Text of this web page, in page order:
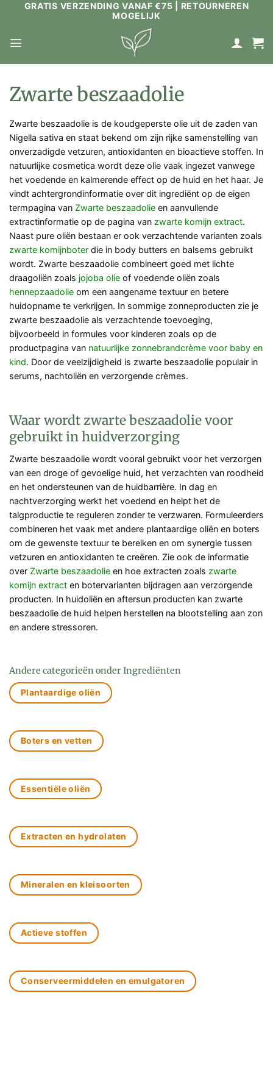
GRATIS VERZENDING VANAF €75 | RETOURNEREN
MOGELIJK
Zwarte beszaadolie
Zwarte beszaadolie is de koudgeperste olie uit de zaden van
Nigella sativa en staat bekend om zijn rijke samenstelling van
onverzadigde vetzuren, antioxidanten en bioactieve stoffen. In
natuurlijke cosmetica wordt deze olie vaak ingezet vanwege
het voedende en kalmerende effect op de huid en het haar. Je
vindt achtergrondinformatie over dit ingrediënt op de eigen
termpagina van Zwarte beszaadolie en aanvullende
extractinformatie op de pagina van zwarte komijn extract.
Naast pure oliën bestaan er ook verzachtende varianten zoals
zwarte komijnboter die in body butters en balsems gebruikt
wordt. Zwarte beszaadolie combineert goed met lichte
draagoliën zoals jojoba olie of voedende oliën zoals
hennepzaadolie om een aangename textuur en betere
huidopname te verkrijgen. In sommige zonneproducten zie je
zwarte beszaadolie als verzachtende toevoeging,
bijvoorbeeld in formules voor kinderen zoals op de
productpagina van natuurlijke zonnebrandcrème voor baby en
kind. Door de veelzijdigheid is zwarte beszaadolie populair in
serums, nachtoliën en verzorgende crèmes.
Waar wordt zwarte beszaadolie voor
gebruikt in huidverzorging
Zwarte beszaadolie wordt vooral gebruikt voor het verzorgen
van een droge of gevoelige huid, het verzachten van roodheid
en het ondersteunen van de huidbarrière. In dag en
nachtverzorging werkt het voedend en helpt het de
talgproductie te reguleren zonder te verzwaren. Formuleerders
combineren het vaak met andere plantaardige oliën en boters
om de gewenste textuur te bereiken en om synergie tussen
vetzuren en antioxidanten te creëren. Zie ook de informatie
over Zwarte beszaadolie en hoe extracten zoals zwarte
komijn extract en botervarianten bijdragen aan verzorgende
producten. In huidoliën en aftersun producten kan zwarte
beszaadolie de huid helpen herstellen na blootstelling aan zon
en andere stressoren.
Andere categorieën onder Ingrediënten
Plantaardige oliën
Boters en vetten
Essentiële oliën
Extracten en hydrolaten
Mineralen en kleisoorten
Actieve stoffen
Conserveermiddelen en emulgatoren